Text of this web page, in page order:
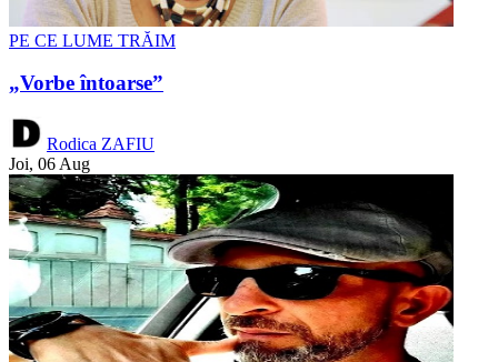
PE CE LUME TRĂIM
„Vorbe întoarse”
Rodica ZAFIU
Joi, 06 Aug